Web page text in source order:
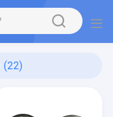
(22)